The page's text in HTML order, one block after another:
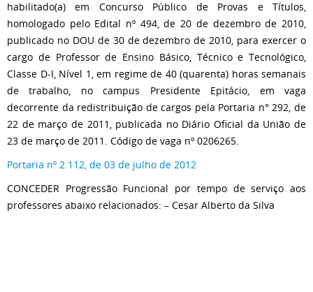
habilitado(a) em Concurso Público de Provas e Títulos,
homologado pelo Edital nº 494, de 20 de dezembro de 2010,
publicado no DOU de 30 de dezembro de 2010, para exercer o
cargo de Professor de Ensino Básico, Técnico e Tecnológico,
Classe D-I, Nível 1, em regime de 40 (quarenta) horas semanais
de trabalho, no campus Presidente Epitácio, em vaga
decorrente da redistribuição de cargos pela Portaria n° 292, de
22 de março de 2011, publicada no Diário Oficial da União de
23 de março de 2011. Código de vaga nº 0206265.
Portaria nº 2.112, de 03 de julho de 2012
CONCEDER Progressão Funcional por tempo de serviço aos
professores abaixo relacionados: – Cesar Alberto da Silva